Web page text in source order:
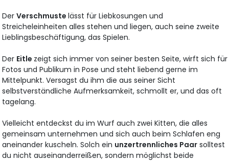
DerVerschmustelässt für Liebkosungen und
Streicheleinheiten alles stehen und liegen, auch seine zweite
Lieblingsbeschäftigung, das Spielen.
Der Eitle zeigt sich immer von seiner besten Seite, wirft sich für
Fotos und Publikum in Pose und steht liebend gerne im
Mittelpunkt. Versagst du ihm die aus seiner Sicht
selbstverständliche Aufmerksamkeit, schmollt er, und das oft
tagelang.
Vielleicht entdeckst du im Wurf auch zwei Kitten, die alles
gemeinsam unternehmen und sich auch beim Schlafen eng
aneinander kuscheln. Solch ein unzertrennliches Paar solltest
du nicht auseinanderreißen, sondern möglichst beide